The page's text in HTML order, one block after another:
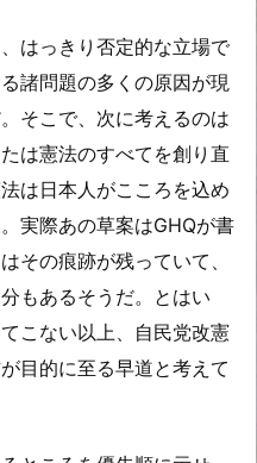
はっきり否定的な立場で
諸問題の多くの原因が現
そこで、次に考えるのは
は憲法のすべてを創り直
は日本人がこころを込め
実際あの草案はGHQが書
その痕跡が残っていて、
もあるそうだ。とはい
こない以上、自民党改憲
目的に至る早道と考えて